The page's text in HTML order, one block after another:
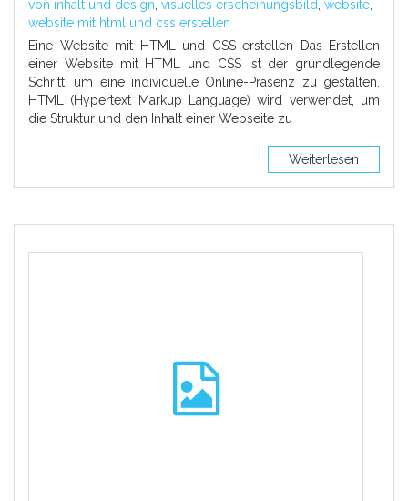
von inhalt und design visuelles erscheinungsbild website
website mit html und css erstellen
Eine Website mit HTML und CSS erstellen Das Erstellen
einer Website mit HTML und CSS ist der grundlegende
Schritt, um eine individuelle Online-Präsenz zu gestalten.
HTML (Hypertext Markup Language) wird verwendet, um
die Struktur und den Inhalt einer Webseite zu
Weiterlesen